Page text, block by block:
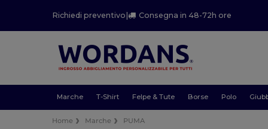
Richiedi preventivo | Consegna in 48-72h ore
Marche T-Shirt Felpe & Tute Borse Polo
Home Marche PUMA